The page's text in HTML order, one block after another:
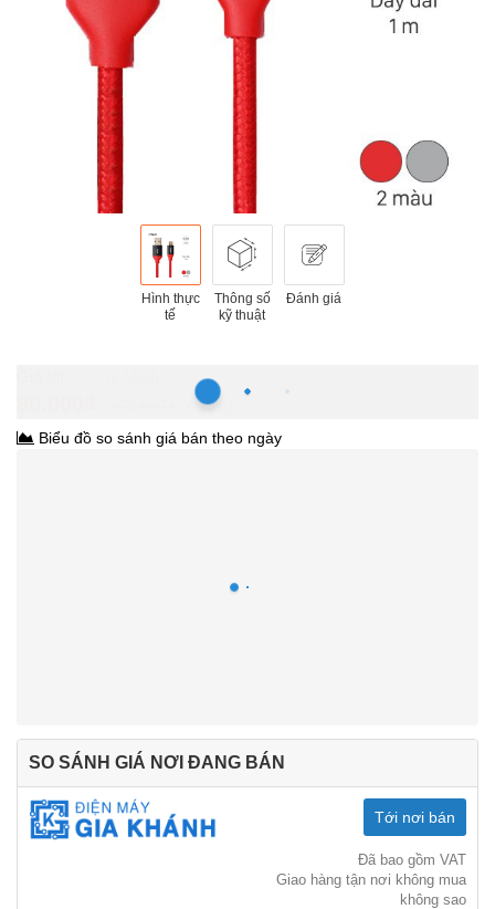
Hình thực
tế
Thông số
kỹ thuật
Đánh giá
-10%
Biểu đồ so sánh giá bán theo ngày
SO SÁNH GIÁ NƠI ĐANG BÁN
Tới nơi bán
Đã bao gồm VAT
Giao hàng tận nơi không mua
không sao